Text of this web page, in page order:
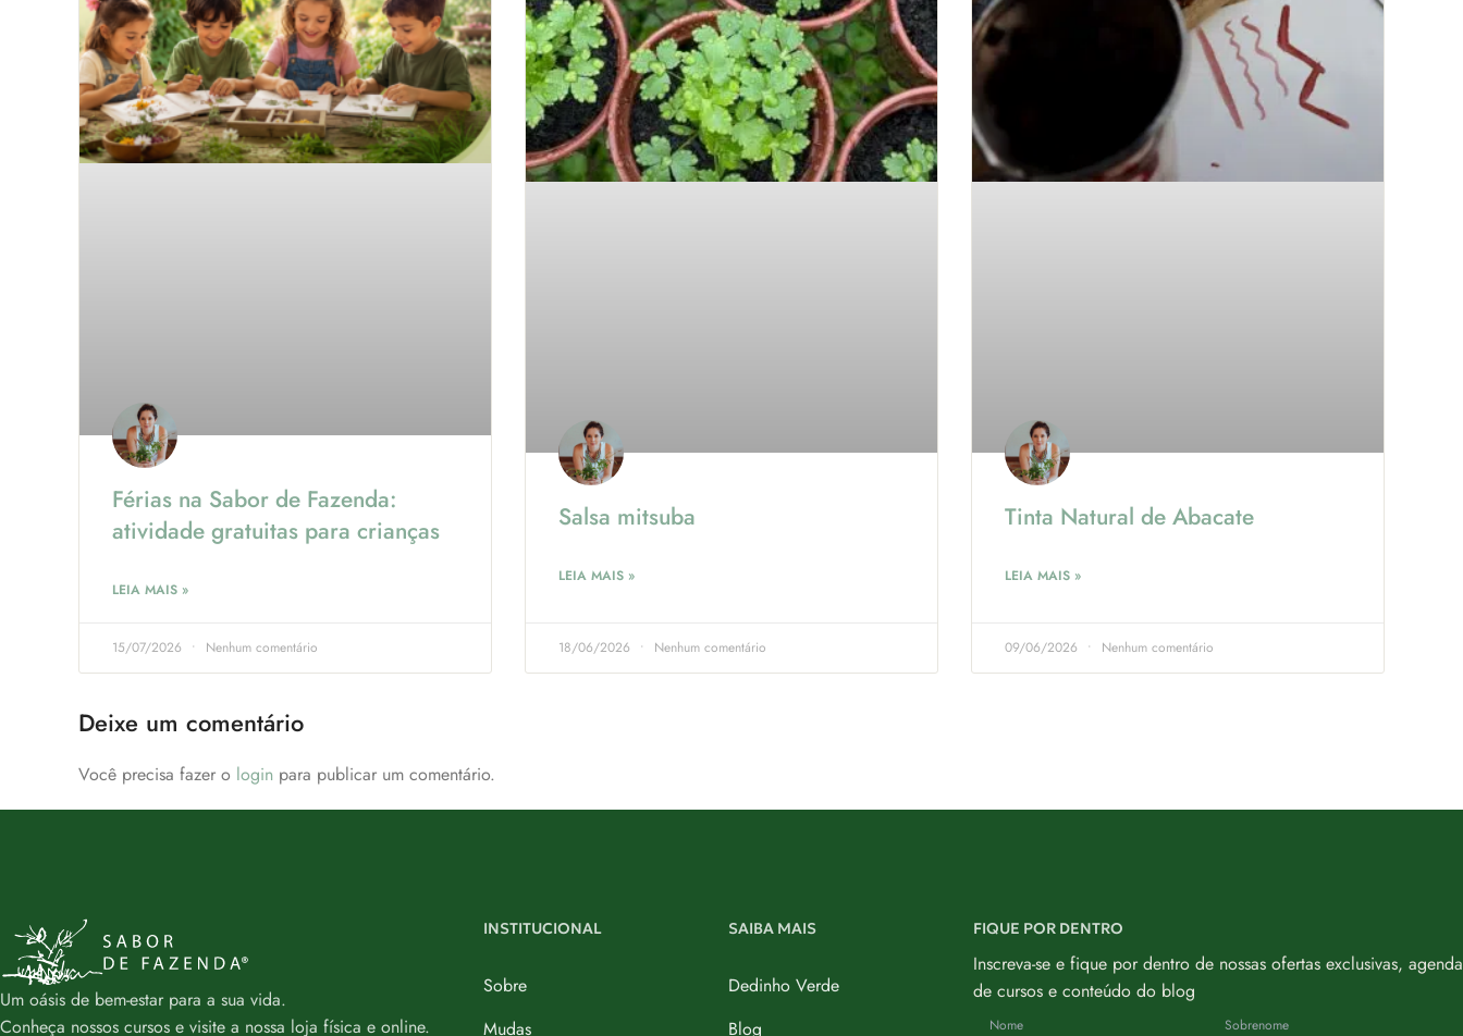
Férias na Sabor de Fazenda:
atividade gratuitas para crianças
LEIA MAIS »
15/07/2026 Nenhum comentário
Salsa mitsuba
LEIA MAIS »
18/06/2026 Nenhum comentário
Tinta Natural de Abacate
LEIA MAIS »
09/06/2026 Nenhum comentário
Deixe um comentário
Você precisa fazer o login para publicar um comentário.
Um oásis de bem-estar para a sua vida.
Conheça nossos cursos e visite a nossa loja física e online.
INSTITUCIONAL
Sobre
Mudas
SAIBA MAIS
Dedinho Verde
Blog
FIQUE POR DENTRO
Inscreva-se e fique por dentro de nossas ofertas exclusivas, agenda
de cursos e conteúdo do blog